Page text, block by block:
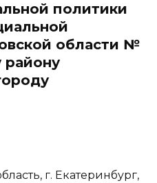
политики
области №
району
г. Екатеринбург,